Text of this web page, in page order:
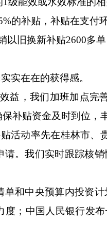
的补贴，补贴在支付
旧换新补贴2600多单
在在的获得感。
，我们加班加点完
补贴资金及时到位，
动率先在桂林市、
。我们实时跟踪核
和中央预算内投资计
；中国人民银行发